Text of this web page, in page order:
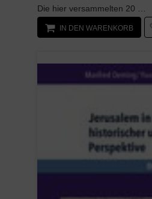
IN DEN WARENKORB